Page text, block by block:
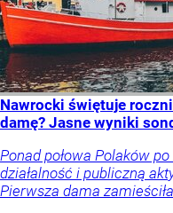
Nawrocki świętuje
damę? Jasne wyniki
Ponad połowa Polaków
działalność i publiczną
Pierwsza dama